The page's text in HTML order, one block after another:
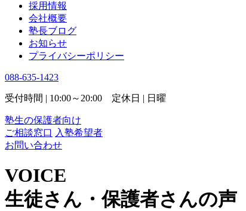
採用情報
会社概要
塾長ブログ
お知らせ
プライバシーポリシー
088-635-1423
受付時間 | 10:00～20:00 定休日 | 日曜
塾生の保護者向け
ご相談窓口 入塾希望者
お問い合わせ
VOICE
生徒さん・保護者さんの声